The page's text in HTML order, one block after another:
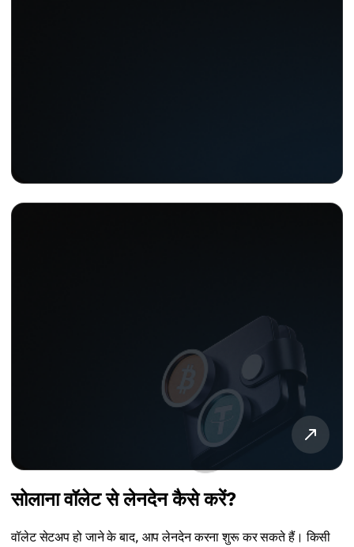
सोलाना वॉलेट से लेनदेन कैसे करें?
वॉलेट सेटअप हो जाने के बाद, आप लेनदेन करना शुरू कर सकते हैं। किसी